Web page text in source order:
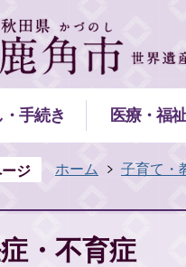
・手続き 医療・福祉
ジ ホーム 子育て・
・不育症